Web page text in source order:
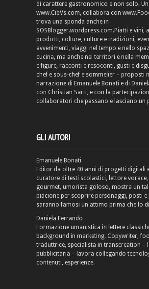
di carattere gastronomico e non solo.
www.CibVs.com, collabora con
trova una sponda anche in
SOSBlogger.wordpress.com.Piatti e vini,
prodotti, colture, culture e tradizioni,
avvenimenti, viaggi nel tempo e nello
cucina, ma anche nei territori e nella
e figure, racconti e resoconti, gusti e
chef e sous-chef e sommelier – proposti
narrazione di Emanuele Bonati e di
con Christian Sarti, e con la
collaboratori che passano e lasciano un
GLI AUTORI
Emanuele Bonati
Editor da oltre 40 anni di progetti digitali
curatore di testi scolastici, lettore
gourmet, umorista goloso, mostra un
piacione per scoprire personaggi, posti e
saranno famosi un attimo prima che lo
Daniela Ferrando
Formazione umanistica in lettere
background in marketing. Copywriter,
traduttrice, specialista in transcreation –
pubblicitaria – lavora collegando
contenuti, esperienze.